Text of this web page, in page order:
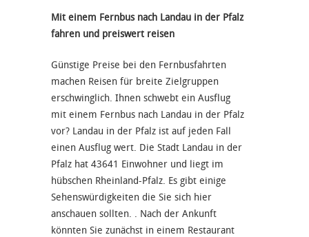
Mit einem Fernbus nach Landau in der Pfalz
fahren und preiswert reisen
Günstige Preise bei den Fernbusfahrten
machen Reisen für breite Zielgruppen
erschwinglich. Ihnen schwebt ein Ausflug
mit einem Fernbus nach Landau in der Pfalz
vor? Landau in der Pfalz ist auf jeden Fall
einen Ausflug wert. Die Stadt Landau in der
Pfalz hat 43641 Einwohner und liegt im
hübschen Rheinland-Pfalz. Es gibt einige
Sehenswürdigkeiten die Sie sich hier
anschauen sollten. . Nach der Ankunft
könnten Sie zunächst in einem Restaurant